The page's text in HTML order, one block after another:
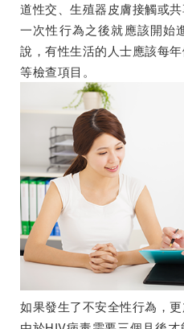
道性交、生殖器皮膚接觸或
一次性行為之後就應該開始
說，有性生活的人士應該每
等檢查項目。
如果發生了不安全性行為，